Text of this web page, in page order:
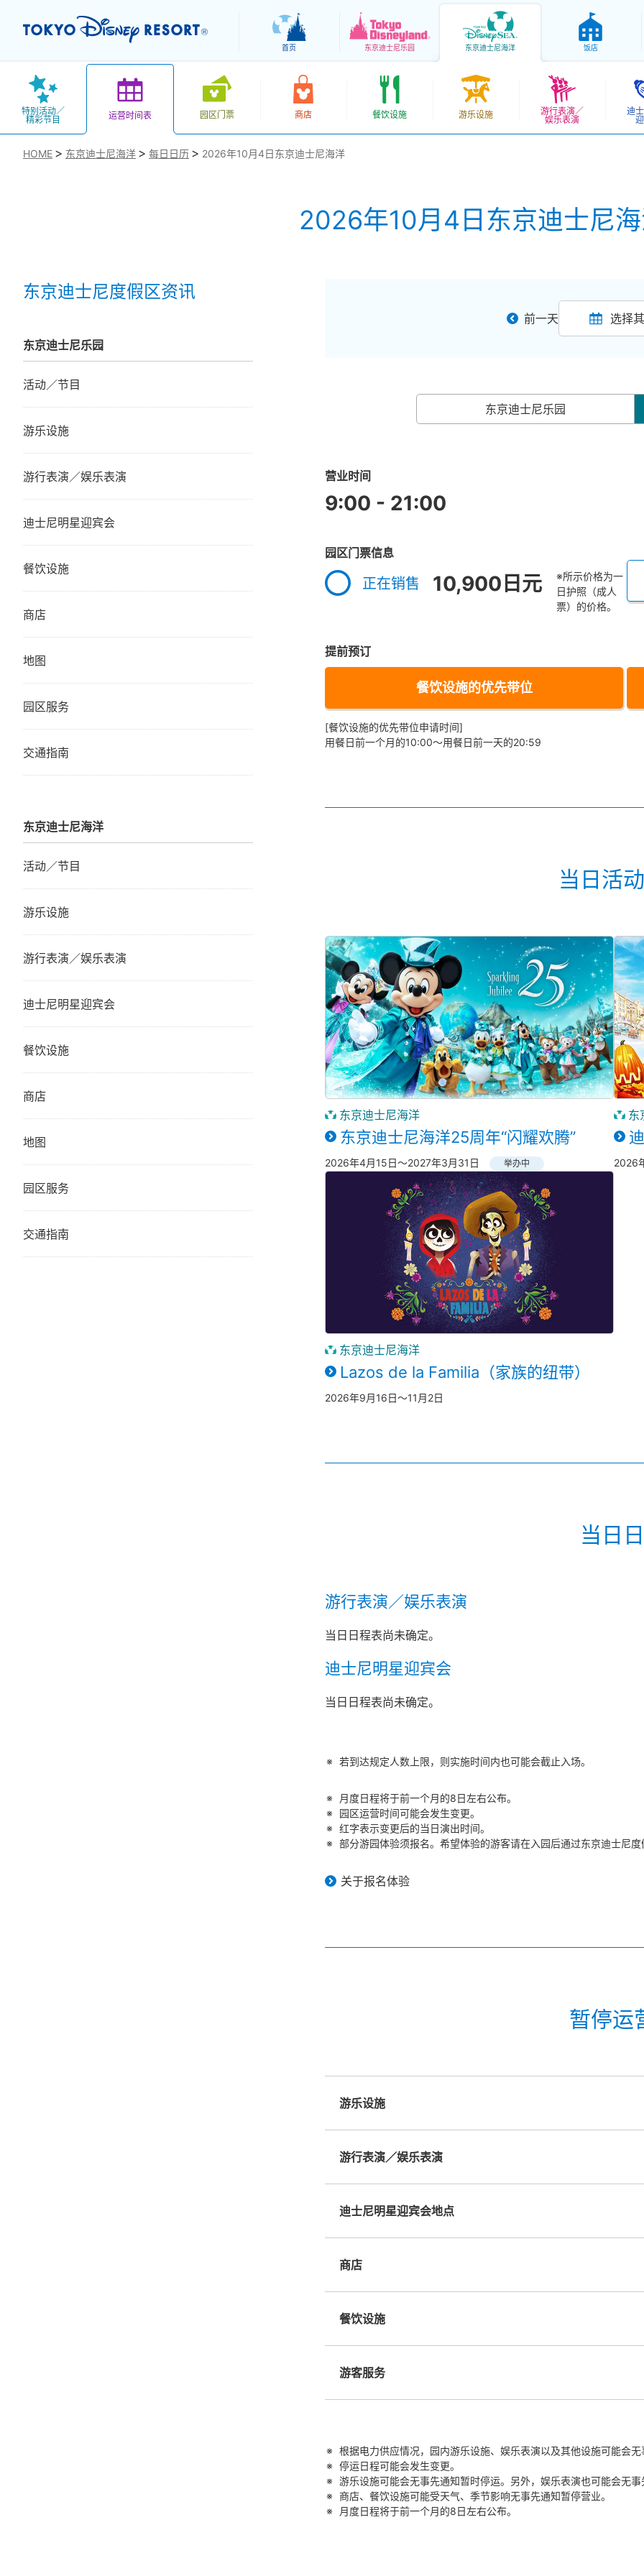
首页 东京迪士尼乐园 东京迪士尼海洋 饭店
特别活动／
精彩节目
运营时间表 园区门票 商店 餐饮设施 游乐设施
游行表演／
娱乐表演
迪
HOME 东京迪士尼海洋 每日日历 2026年10月4日东京迪士尼海洋
2026年10月4日东京迪士尼
前一天 选择
东京迪士尼乐园
营业时间
9:00 - 21:00
园区门票信息
正在销售 10,900日元
※所示价格为一
日护照（成人
票）的价格。
提前预订
餐饮设施的优先带位
[餐饮设施的优先带位申请时间]
用餐日前一个月的10:00～用餐日前一天的20:59
当日活
东京迪士尼海洋
东京迪士尼海洋25周年“闪耀欢腾”
2026年4月15日～2027年3月31日 举办中
东
2026
东京迪士尼海洋
Lazos de la Familia（家族的纽带）
2026年9月16日～11月2日
当日
游行表演／娱乐表演
当日日程表尚未确定。
迪士尼明星迎宾会
当日日程表尚未确定。
若到达规定人数上限，则实施时间内也可能会截止入场。
月度日程将于前一个月的8日左右公布。
园区运营时间可能会发生变更。
红字表示变更后的当日演出时间。
部分游园体验须报名。希望体验的游客请在入园后通过东京迪士尼
关于报名体验
暂停运
游乐设施
游行表演／娱乐表演
迪士尼明星迎宾会地点
商店
餐饮设施
游客服务
根据电力供应情况，园内游乐设施、娱乐表演以及其他设施可能会
停运日程可能会发生变更。
游乐设施可能会无事先通知暂时停运。另外，娱乐表演也可能会无
商店、餐饮设施可能受天气、季节影响无事先通知暂停营业。
月度日程将于前一个月的8日左右公布。
东京迪士尼度假区资讯
东京迪士尼乐园
活动／节目
游乐设施
游行表演／娱乐表演
迪士尼明星迎宾会
餐饮设施
商店
地图
园区服务
交通指南
东京迪士尼海洋
活动／节目
游乐设施
游行表演／娱乐表演
迪士尼明星迎宾会
餐饮设施
商店
地图
园区服务
交通指南